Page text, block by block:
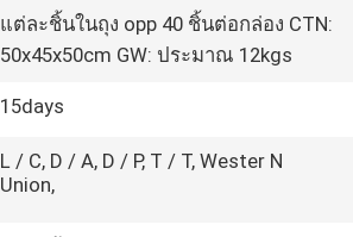
แต่ละชิ้นในถุง opp 40 ชิ้นต่อกล่อง CTN:
50x45x50cm GW: ประมาณ 12kgs
15days
L / C, D / A, D / P, T / T, Wester N
Union,